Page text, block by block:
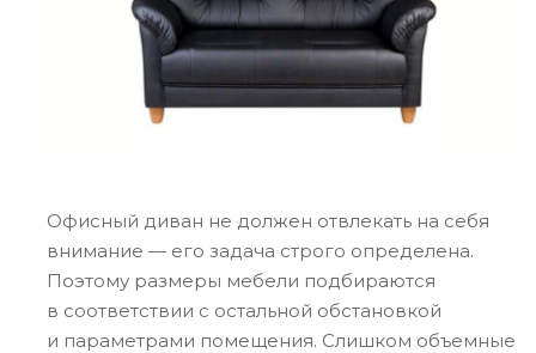
Офисный диван не должен отвлекать на себя
внимание — его задача строго определена.
Поэтому размеры мебели подбираются
в соответствии с остальной обстановкой
и параметрами помещения. Слишком объемные